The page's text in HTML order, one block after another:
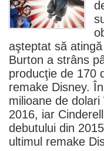
aşteptat să
Burton a strâns
producţie de 170
remake Disney.
milioane de
2016, iar
debutului din
ultimul remake